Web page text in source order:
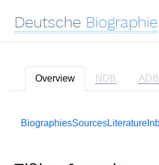
Deutsche Biographie
Overview NDB ADB
BiographiesSourcesLiterature